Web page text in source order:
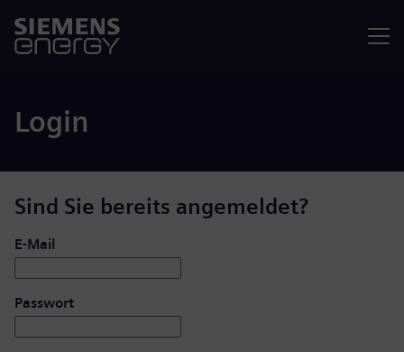
Login
Sind Sie bereits angemeldet?
Login: Benutzer und Passwort
E-Mail
Passwort